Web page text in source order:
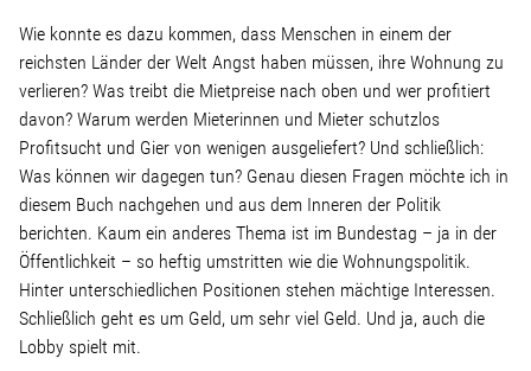
Kontakt
Transparenz
Mediathek
Über mich
Wie konnte es dazu kommen, dass Menschen in einem der
reichsten Länder der Welt Angst haben müssen, ihre Wohnung zu
verlieren? Was treibt die Mietpreise nach oben und wer profitiert
davon? Warum werden Mieterinnen und Mieter schutzlos
Profitsucht und Gier von wenigen ausgeliefert? Und schließlich:
Was können wir dagegen tun? Genau diesen Fragen möchte ich in
diesem Buch nachgehen und aus dem Inneren der Politik
berichten. Kaum ein anderes Thema ist im Bundestag – ja in der
Öffentlichkeit – so heftig umstritten wie die Wohnungspolitik.
Hinter unterschiedlichen Positionen stehen mächtige Interessen.
Schließlich geht es um Geld, um sehr viel Geld. Und ja, auch die
Lobby spielt mit.